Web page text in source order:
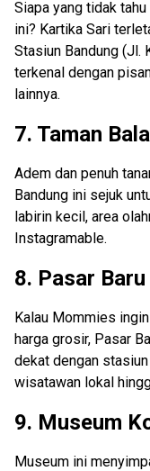
Siapa yang tidak
ini? Kartika Sari
Stasiun Bandung (Jl.
terkenal dengan
lainnya.
7. Taman
Adem dan penuh
Bandung ini sejuk
labirin kecil, area
Instagramable.
8. Pasar
Kalau Mommies
harga grosir, Pasar
dekat dengan
wisatawan lokal
9. Museum
Museum ini